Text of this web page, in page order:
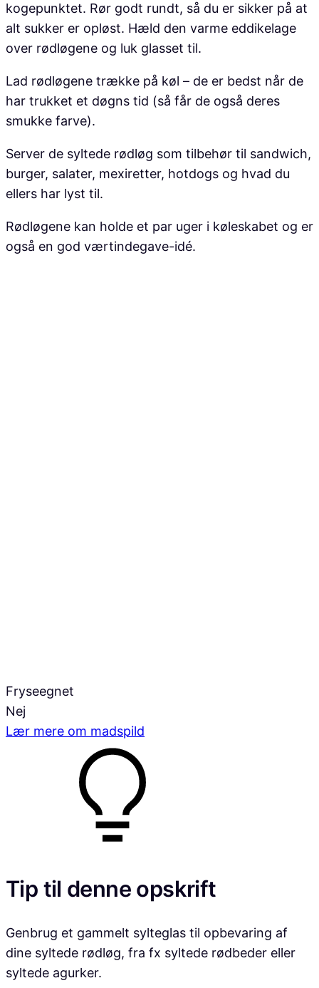
kogepunktet. Rør godt rundt, så du er sikker på at
alt sukker er opløst. Hæld den varme eddikelage
over rødløgene og luk glasset til.
Lad rødløgene trække på køl – de er bedst når de
har trukket et døgns tid (så får de også deres
smukke farve).
Server de syltede rødløg som tilbehør til sandwich,
burger, salater, mexiretter, hotdogs og hvad du
ellers har lyst til.
Rødløgene kan holde et par uger i køleskabet og er
også en god værtindegave-idé.
Fryseegnet
Nej
Lær mere om madspild
Tip til denne opskrift
Genbrug et gammelt sylteglas til opbevaring af
dine syltede rødløg, fra fx syltede rødbeder eller
syltede agurker.